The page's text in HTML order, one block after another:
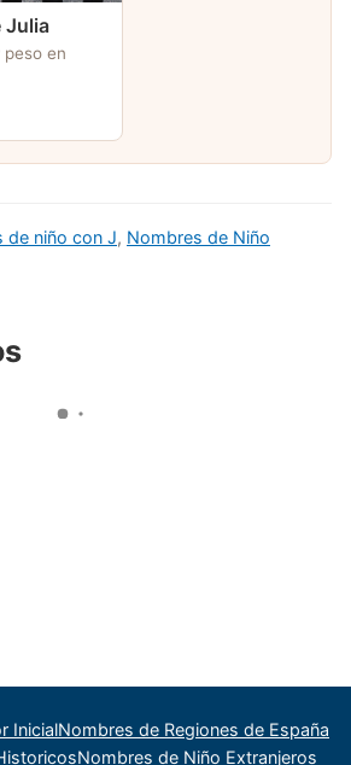
Julia
en
de niño con J, Nombres de Niño
InicialNombres de Regiones de España
Nombres de Niño Extranjeros